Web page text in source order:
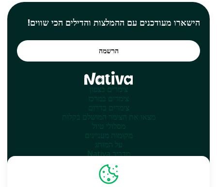
הישארו מעודכנים עם ההמלצות והדילים הכי שווים!
הרשמה
צימרים בצפון
צימרים במרכז
צימרים בדרום
מצאו את הצימר המושלם בקלות
מסלולי טיול
מקומות מעניינים
על המותג
מדריך Nativa
הוספת המקום שלך